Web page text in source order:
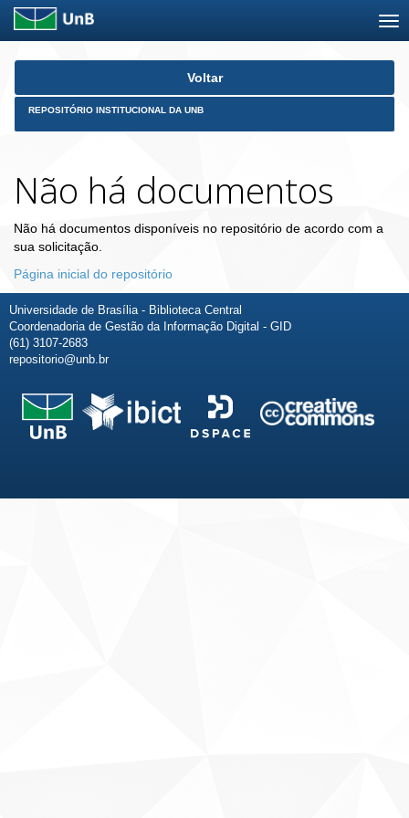
Skip
Voltar
REPOSITÓRIO INSTITUCIONAL DA UNB
Não há documentos
Não há documentos disponíveis no repositório de acordo com a
sua solicitação.
Página inicial do repositório
Universidade de Brasília - Biblioteca Central
Coordenadoria de Gestão da Informação Digital - GID
(61) 3107-2683
repositorio@unb.br